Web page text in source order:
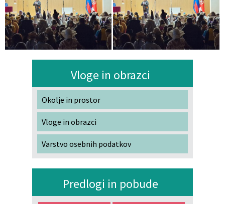
Vloge in obrazci
Okolje in prostor
Vloge in obrazci
Varstvo osebnih podatkov
Predlogi in pobude